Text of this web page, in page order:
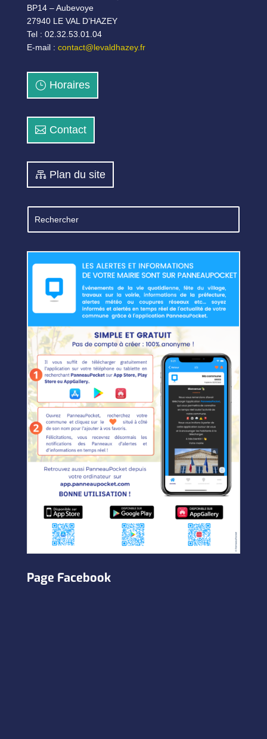
BP14 – Aubevoye
27940 LE VAL D’HAZEY
Tel : 02.32.53.01.04
E-mail : contact@levaldhazey.fr
Horaires
Contact
Plan du site
Page Facebook